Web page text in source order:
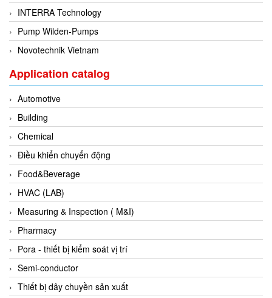
Fukuta
GAI-Tronics
Gardasoft
Gasensor
Gave
Gazex
GD GODAI ENGINEERING
GE Panametrics
GEDORE
GEFA PROCESSTECHNIK GMBH
Gefran
Gems Sensor
Gemu
GENEBRE
Genesislamp
INTERRA Technology
Pump Wilden-Pumps
Novotechnik Vietnam
Application catalog
Automotive
Building
Chemical
Điều khiển chuyển động
Food&Beverage
HVAC (LAB)
Measuring & Inspection ( M&I)
Pharmacy
Pora - thiết bị kiểm soát vị trí
Semi-conductor
Thiết bị dây chuyền sản xuất